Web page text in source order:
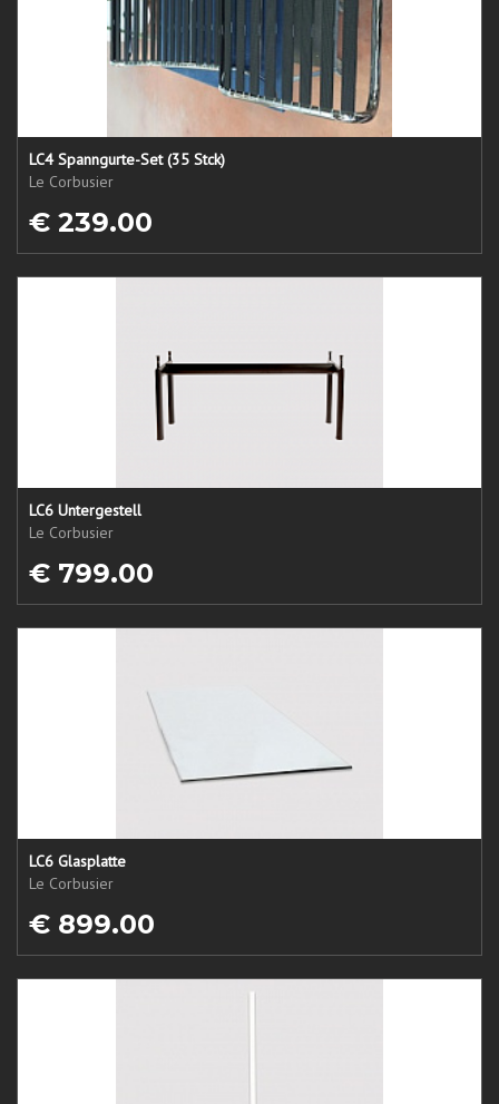
LC4 Spanngurte-Set (35 Stck)
Le Corbusier
€ 239.00
LC6 Untergestell
Le Corbusier
€ 799.00
LC6 Glasplatte
Le Corbusier
€ 899.00